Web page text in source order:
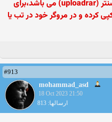
توجه:لینک کمکی مربوط به آپلود سنتر (uploadrar) می باشد،برای
کرده و در مروگر خود در تب یا
#913
mohammad_asd
18 Oct 2023 21:50
ارسالها: 813